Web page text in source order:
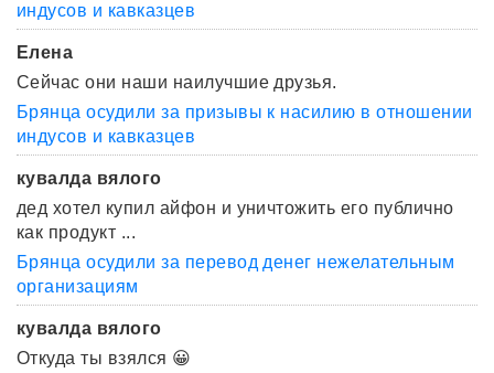
индусов и кавказцев
Елена
Сейчас они наши наилучшие друзья.
Брянца осудили за призывы к насилию в отношении
индусов и кавказцев
кувалда вялого
дед хотел купил айфон и уничтожить его публично
как продукт ...
Брянца осудили за перевод денег нежелательным
организациям
кувалда вялого
Откуда ты взялся 😀